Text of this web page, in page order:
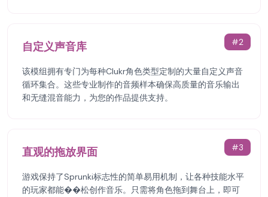
#2
自定义声音库
该模组拥有专门为每种Clukr角色类型定制的大量自定义声音
循环集合。这些专业制作的音频样本确保高质量的音乐输出
和无缝混音能力，为您的作品提供支持。
#3
直观的拖放界面
游戏保持了Sprunki标志性的简单易用机制，让各种技能水平
的玩家都能��松创作音乐。只需将角色拖到舞台上，即可